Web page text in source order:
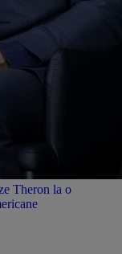
Theron la o